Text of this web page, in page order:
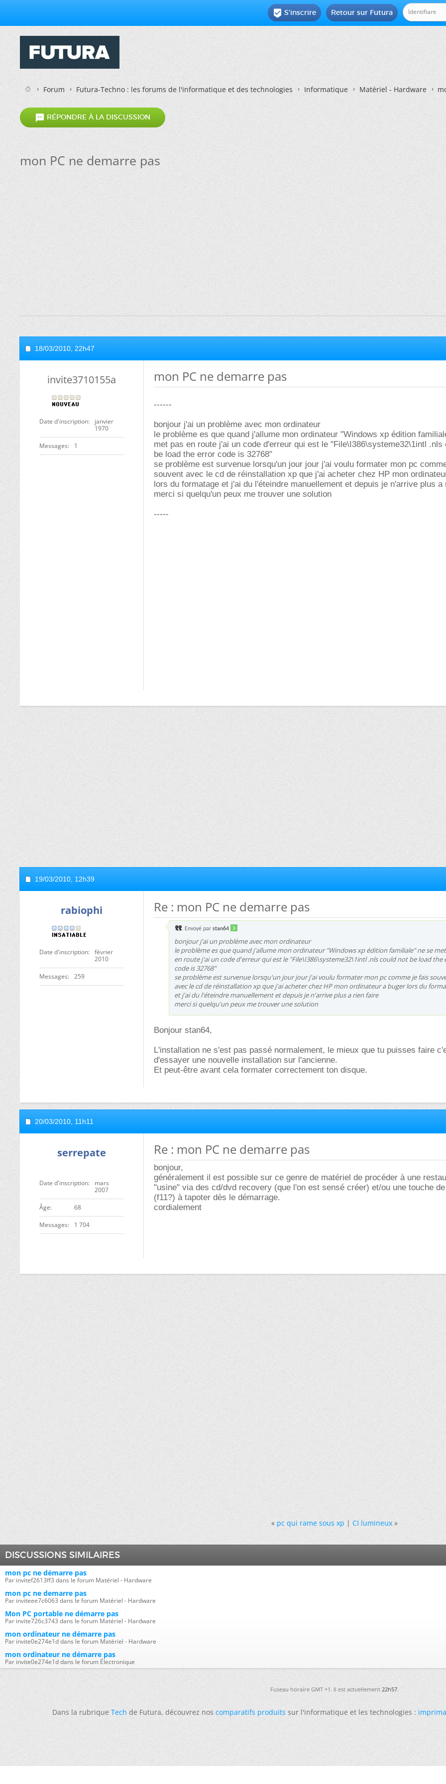
Retour sur Futura
 S'inscrire
Forum Futura-Techno : les forums de l'informatique et des technologies Informatique Matériel - Hardware
 RÉPONDRE À LA DISCUSSION
mon PC ne demarre pas
18/03/2010, 22h47
invite3710155a
Date d'inscription
janvier
1970
Messages 1
mon PC ne demarre pas
------
bonjour j'ai un problème avec mon ordinateur
le problème es que quand j'allume mon ordinateur "Windows xp édition
met pas en route j'ai un code d'erreur qui est le "File\I386\systeme32\1intl .nls
be load the error code is 32768"
se problème est survenue lorsqu'un jour jour j'ai voulu formater mon pc
souvent avec le cd de réinstallation xp que j'ai acheter chez HP mon
lors du formatage et j'ai du l'éteindre manuellement et depuis je n'arrive plus a
merci si quelqu'un peux me trouver une solution
-----
19/03/2010, 12h39
rabiophi
Date d'inscription
février
2010
Messages 259
Re : mon PC ne demarre pas
Envoyé par stan64
bonjour j'ai un problème avec mon ordinateur
le problème es que quand j'allume mon ordinateur "Windows xp édition familiale" ne se
en route j'ai un code d'erreur qui est le "File\I386\systeme32\1intl .nls could not be load the
code is 32768"
se problème est survenue lorsqu'un jour jour j'ai voulu formater mon pc comme je fais
avec le cd de réinstallation xp que j'ai acheter chez HP mon ordinateur a buger lors du
et j'ai du l'éteindre manuellement et depuis je n'arrive plus a rien faire
merci si quelqu'un peux me trouver une solution
Bonjour stan64,
L'installation ne s'est pas passé normalement, le mieux que tu puisses faire
d'essayer une nouvelle installation sur l'ancienne.
Et peut-être avant cela formater correctement ton disque.
20/03/2010, 11h11
serrepate
Date d'inscription
mars
2007
ge 68
Messages 1 704
Re : mon PC ne demarre pas
bonjour,
généralement il est possible sur ce genre de matériel de procéder à une
"usine" via des cd/dvd recovery (que l'on est sensé créer) et/ou une touche
(f11?) à tapoter dès le démarrage.
cordialement
« pc qui rame sous xp|CI lumineux »
DISCUSSIONS SIMILAIRES
mon pc ne démarre pas
Par invitef2613ff3 dans le forum Matériel - Hardware
mon pc ne demarre pas
Par inviteee7c6063 dans le forum Matériel - Hardware
Mon PC portable ne démarre pas
Par invite726c3743 dans le forum Matériel - Hardware
mon ordinateur ne démarre pas
Par invite0e274e1d dans le forum Matériel - Hardware
mon ordinateur ne démarre pas
Par invite0e274e1d dans le forum Électronique
Fuseau horaire GMT +1. Il est actuellement22h57.
Dans la rubriqueTechde Futura, découvrez noscomparatifs produitssur l'informatique et les technologies :